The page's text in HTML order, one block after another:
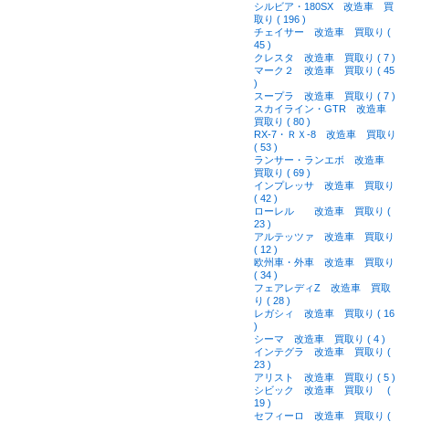
シルビア・180SX 改造車 買
取り ( 196 )
チェイサー 改造車 買取り (
45 )
クレスタ 改造車 買取り ( 7 )
マーク２ 改造車 買取り ( 45
)
スープラ 改造車 買取り ( 7 )
スカイライン・GTR 改造車
買取り ( 80 )
RX-7・ＲＸ-8 改造車 買取り
( 53 )
ランサー・ランエボ 改造車
買取り ( 69 )
インプレッサ 改造車 買取り
( 42 )
ローレル 改造車 買取り (
23 )
アルテッツァ 改造車 買取り
( 12 )
欧州車・外車 改造車 買取り
( 34 )
フェアレディZ 改造車 買取
り ( 28 )
レガシィ 改造車 買取り ( 16
)
シーマ 改造車 買取り ( 4 )
インテグラ 改造車 買取り (
23 )
アリスト 改造車 買取り ( 5 )
シビック 改造車 買取り (
19 )
セフィーロ 改造車 買取り (